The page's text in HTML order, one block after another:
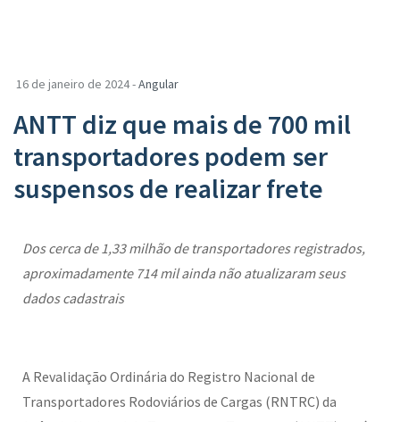
16 de janeiro de 2024 -Angular
ANTT diz que mais de 700 mil
transportadores podem ser
suspensos de realizar frete
Dos cerca de 1,33 milhão de transportadores registrados,
aproximadamente 714 mil ainda não atualizaram seus
dados cadastrais
A Revalidação Ordinária do Registro Nacional de
Transportadores Rodoviários de Cargas (RNTRC) da